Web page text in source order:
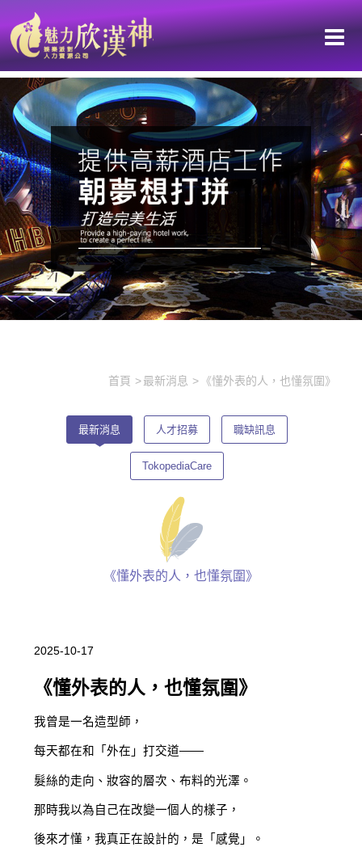
首頁 最新消息 《懂外表的人，也懂氛圍》
最新消息 人才招募 職缺訊息
TokopediaCare
《懂外表的人，也懂氛圍》
2025-10-17
《懂外表的人，也懂氛圍》
我曾是一名造型師，
每天都在和「外在」打交道——
髮絲的走向、妝容的層次、布料的光澤。
那時我以為自己在改變一個人的樣子，
後來才懂，我真正在設計的，是「感覺」。